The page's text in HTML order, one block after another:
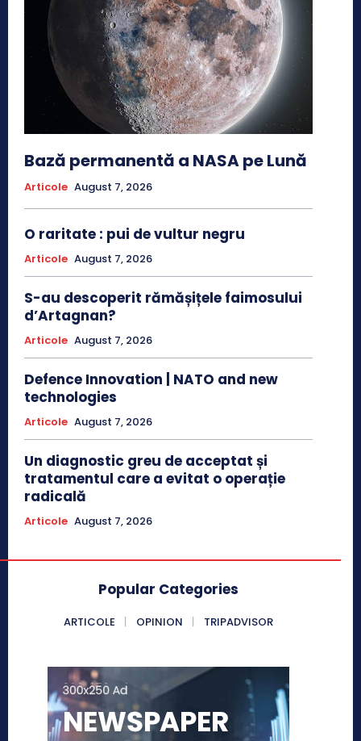
Bază permanentă a NASA pe Lună
Articole August 7, 2026
O raritate : pui de vultur negru
Articole August 7, 2026
S-au descoperit rămășițele faimosului
d’Artagnan?
Articole August 7, 2026
Defence Innovation | NATO and new
technologies
Articole August 7, 2026
Un diagnostic greu de acceptat și
tratamentul care a evitat o operație
radicală
Articole August 7, 2026
Popular Categories
ARTICOLE OPINION TRIPADVISOR